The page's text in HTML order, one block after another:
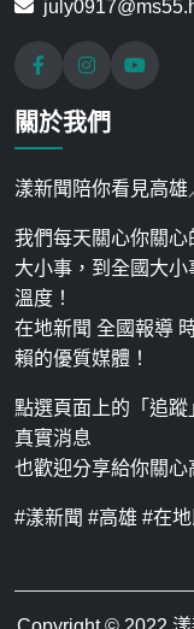
關於我們
漾新聞陪你看見高雄
我們每天關心你關
大小事，到全國大
溫度！
在地新聞 全國報導
賴的優質媒體！
點選頁面上的「追
真實消息
也歡迎分享給你關心
#漾新聞 #高雄 #在